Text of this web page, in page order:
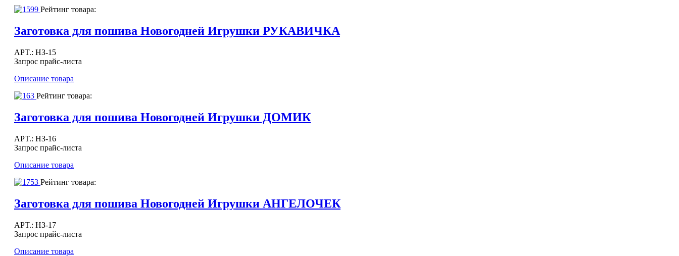
Рейтинг товара:
Заготовка для пошива Новогодней Игрушки РУКАВИЧКА
APT.: НЗ-15
Запрос прайс-листа
Описание товара
Рейтинг товара:
Заготовка для пошива Новогодней Игрушки ДОМИК
APT.: НЗ-16
Запрос прайс-листа
Описание товара
Рейтинг товара:
Заготовка для пошива Новогодней Игрушки АНГЕЛОЧЕК
APT.: НЗ-17
Запрос прайс-листа
Описание товара